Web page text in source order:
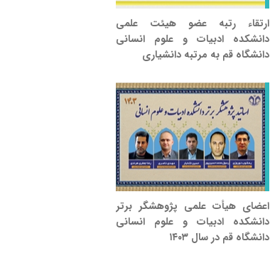
ارتقاء رتبه عضو هیئت علمی
دانشکده ادبیات و علوم انسانی
دانشگاه قم به مرتبه دانشیاری
اعضای هیأت علمی پژوهشگر برتر
دانشکده ادبیات و علوم انسانی
دانشگاه قم در سال ۱۴۰۳